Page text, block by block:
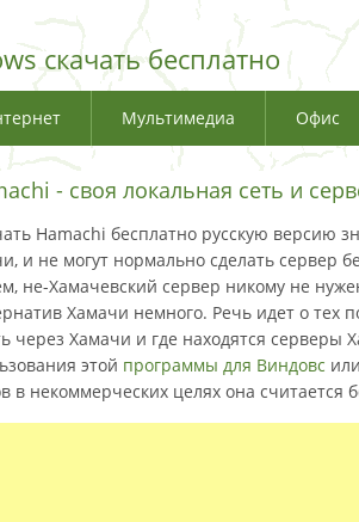
скачать бесплатно
Мультимедиа Офис
- своя локальная сеть и
Hamachi бесплатно русскую версию
и не могут нормально сделать сервер
не-Хамачевский сервер никому не
Хамачи немного. Речь идет о тех
через Хамачи и где находятся серверы
этой программы для Виндовс
в некоммерческих целях она считается